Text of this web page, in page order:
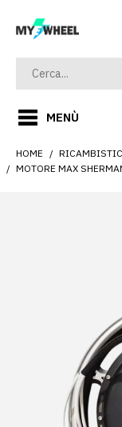
MENÙ
HOME
MOTORE MAX